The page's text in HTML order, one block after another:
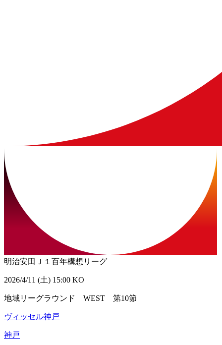
明治安田Ｊ１百年構想リーグ
2026/4/11 (土) 15:00 KO
地域リーグラウンド WEST 第10節
ヴィッセル神戸
神戸